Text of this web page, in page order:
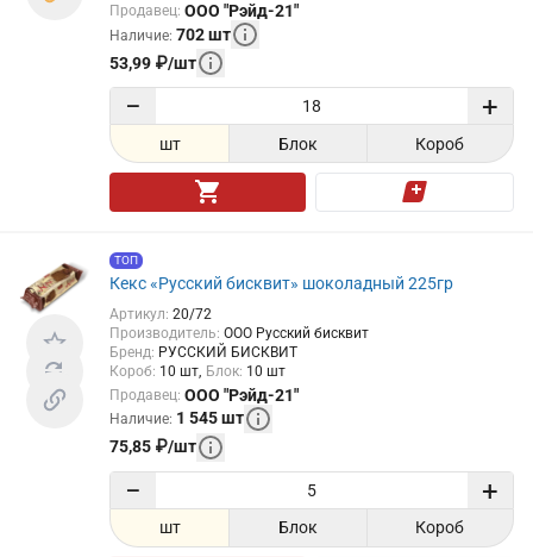
Продавец: ООО "Рэйд-21"
Наличие: 702шт
53,99 ₽/шт
− +
шт Блок Короб
ТОП
Кекс «Русский бисквит» шоколадный 225гр
Артикул: 20/72
Производитель: ООО Русский бисквит
Бренд: РУССКИЙ БИСКВИТ
Короб: 10 шт Блок: 10 шт
Продавец: ООО "Рэйд-21"
Наличие: 1 545шт
75,85 ₽/шт
− +
шт Блок Короб